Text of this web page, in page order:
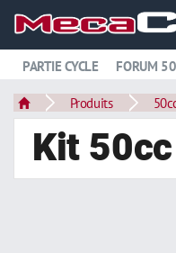
PARTIE CYCLE FORUM
Produits
Kit